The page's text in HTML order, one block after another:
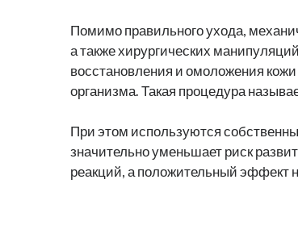
Помимо правильного ухода,
а также хирургических
восстановления и омоложения
организма. Такая процедура
При этом используются
значительно уменьшает риск
реакций, а положительный эффект